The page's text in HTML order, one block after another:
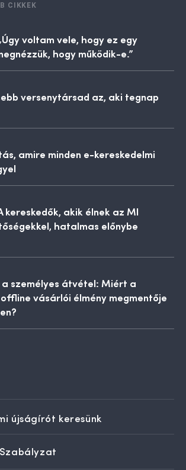
CIKKEK
voltam vele, hogy ez egy
hogy működik-e.”
versenytársad az, aki tegnap
amire minden e-kereskedelmi
kereskedők, akik élnek az MI
hatalmas előnybe
a személyes átvétel: Miért a
vásárlói élmény megmentője
újságírót keresünk